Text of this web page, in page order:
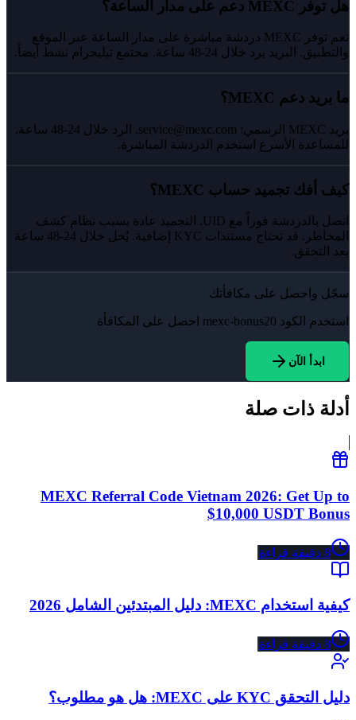
هل توفر MEXC دعم على مدار الساعة؟
نعم توفر MEXC دردشة مباشرة على مدار الساعة عبر الموقع
والتطبيق. البريد يرد خلال 24-48 ساعة. مجتمع تيليجرام نشط أيضاً.
ما بريد دعم MEXC؟
بريد MEXC الرسمي: service@mexc.com. الرد خلال 24-48 ساعة.
للمساعدة الأسرع استخدم الدردشة المباشرة.
كيف أفك تجميد حساب MEXC؟
اتصل بالدردشة فوراً مع UID. التجميد عادة بسبب نظام كشف
المخاطر. قد تحتاج مستندات KYC إضافية. يُحل خلال 24-48 ساعة
بعد التحقق.
سجّل واحصل على مكافأتك
استخدم الكود mexc-bonus20 احصل على المكافأة
ابدأ الآن
أدلة ذات صلة
MEXC Referral Code Vietnam 2026: Get Up to
$10,000 USDT Bonus
8 دقيقة قراءة
كيفية استخدام MEXC: دليل المبتدئين الشامل 2026
8 دقيقة قراءة
دليل التحقق KYC على MEXC: هل هو مطلوب؟